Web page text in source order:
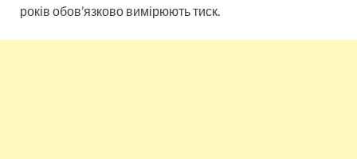
років обов’язково вимірюють тиск.